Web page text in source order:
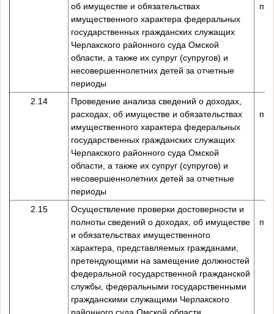
об имуществе и обязательствах
имущественного характера федеральных
государственных гражданских служащих
Черлакского районного суда Омской
области, а также их супруг (супругов) и
несовершеннолетних детей за отчетные
периоды
2.14
Проведение анализа сведений о доходах,
расходах, об имуществе и обязательствах
имущественного характера федеральных
государственных гражданских служащих
Черлакского районного суда Омской
области, а также их супруг (супругов) и
несовершеннолетних детей за отчетные
периоды
2.15
Осуществление проверки достоверности и
полноты сведений о доходах, об имуществе
и обязательствах имущественного
характера, представляемых гражданами,
претендующими на замещение должностей
федеральной государственной гражданской
службы, федеральными государственными
гражданскими служащими Черлакского
районного суда Омской области